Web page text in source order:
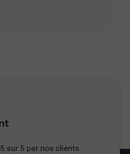
sur 5 par nos clients